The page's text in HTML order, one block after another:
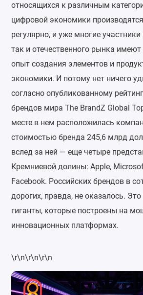
относящихся к различным
цифровой экономики
регулярно, и уже многие
так и отечественного рынка
опыт создания элементов и
экономики. И потому нет ничего
согласно опубликованному
брендов мира The BrandZ Global
месте в нем расположилась
стоимостью бренда 245,6 млрд
вслед за ней — еще четыре
Кремниевой долины: Apple,
Facebook. Российских брендов в
дорогих, правда, не оказалось. Это
гиганты, которые построены на
инновационных платформах.
\r\n\r\n\r\n